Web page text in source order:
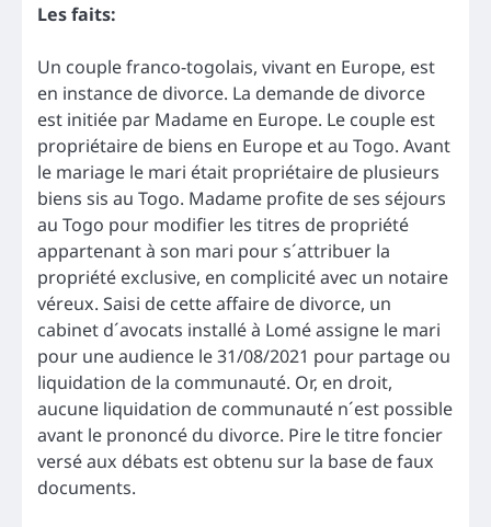
Les faits:
Un couple franco-togolais, vivant en Europe, est
en instance de divorce. La demande de divorce
est initiée par Madame en Europe. Le couple est
propriétaire de biens en Europe et au Togo. Avant
le mariage le mari était propriétaire de plusieurs
biens sis au Togo. Madame profite de ses séjours
au Togo pour modifier les titres de propriété
appartenant à son mari pour s´attribuer la
propriété exclusive, en complicité avec un notaire
véreux. Saisi de cette affaire de divorce, un
cabinet d´avocats installé à Lomé assigne le mari
pour une audience le 31/08/2021 pour partage ou
liquidation de la communauté. Or, en droit,
aucune liquidation de communauté n´est possible
avant le prononcé du divorce. Pire le titre foncier
versé aux débats est obtenu sur la base de faux
documents.